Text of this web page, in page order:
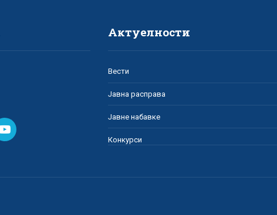
Актуелности
Вести
Јавна расправа
Јавне набавке
Конкурси